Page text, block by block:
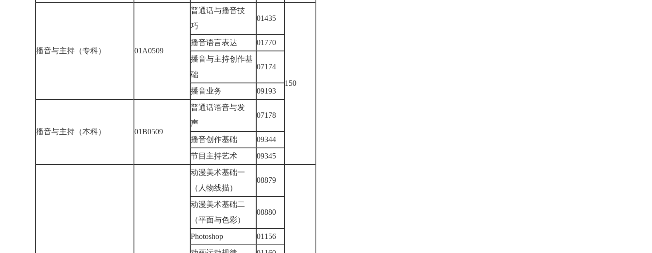
播音与主持（专科） 01A0509
普通话与播音技
巧
01435
150
播音语言表达
01770
播音与主持创作基
础
07174
播音业务 09193
播音与主持（本科） 01B0509
普通话语音与发
声
07178
播音创作基础
09344
节目主持艺术
09345
动漫美术基础一
（人物线描）
08879
动漫美术基础二
（平面与色彩）
08880
Photoshop
01156